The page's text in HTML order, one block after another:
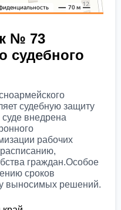
№ 73
судебного
судебную защиту
внедрена
рабочих
граждан.Особое
сроков
выносимых решений.